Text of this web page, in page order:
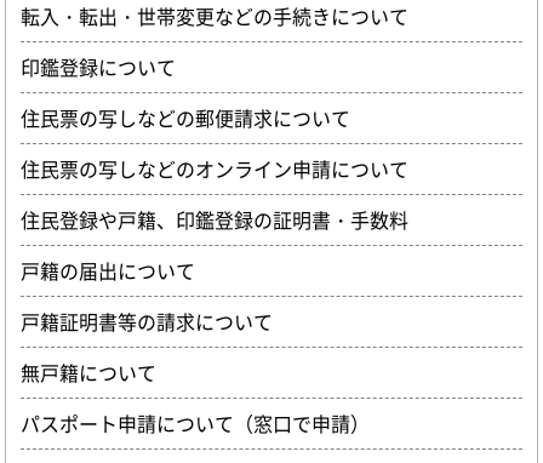
転入・転出・世帯変更などの手続きについて
印鑑登録について
住民票の写しなどの郵便請求について
住民票の写しなどのオンライン申請について
住民登録や戸籍、印鑑登録の証明書・手数料
戸籍の届出について
戸籍証明書等の請求について
無戸籍について
パスポート申請について（窓口で申請）